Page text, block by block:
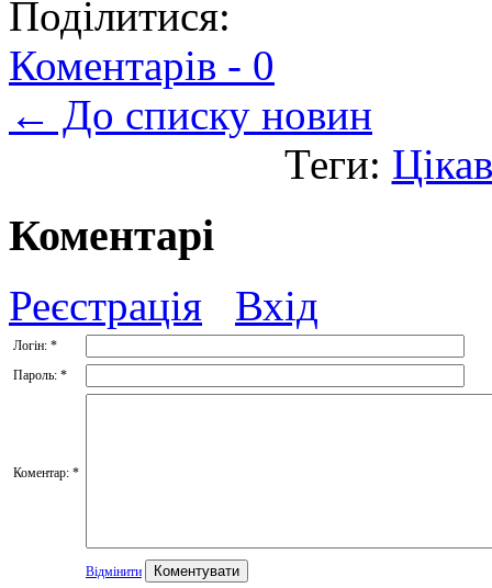
Поділитися:
Коментарів - 0
← До списку новин
Теги:
Коментарі
Реєстрація Вхід
Логін: *
Пароль: *
Коментар: *
Відмінити